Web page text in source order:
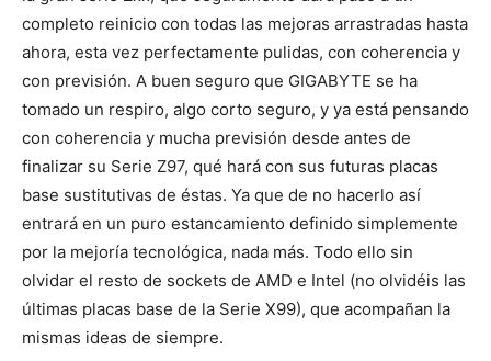
completo reinicio con todas las mejoras arrastradas hasta
ahora, esta vez perfectamente pulidas, con coherencia y
con previsión. A buen seguro que GIGABYTE se ha
tomado un respiro, algo corto seguro, y ya está pensando
con coherencia y mucha previsión desde antes de
finalizar su Serie Z97, qué hará con sus futuras placas
base sustitutivas de éstas. Ya que de no hacerlo así
entrará en un puro estancamiento definido simplemente
por la mejoría tecnológica, nada más. Todo ello sin
olvidar el resto de sockets de AMD e Intel (no olvidéis las
últimas placas base de la Serie X99), que acompañan la
mismas ideas de siempre.